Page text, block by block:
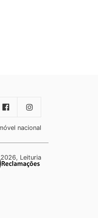
nacional
Leituria